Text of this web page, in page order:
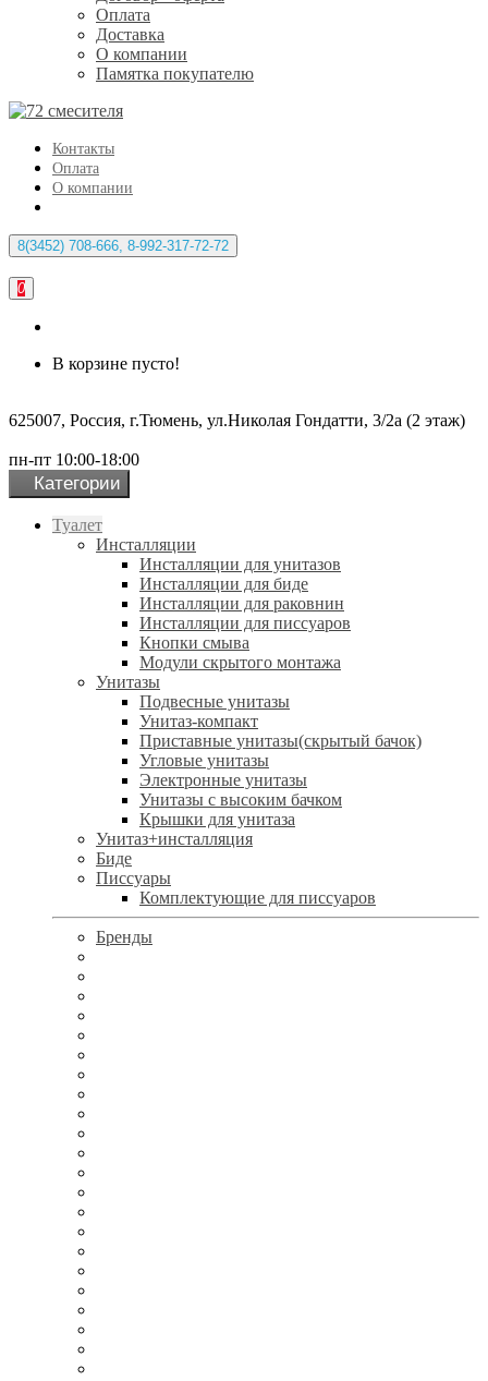
Оплата
Доставка
О компании
Памятка покупателю
Контакты
Оплата
О компании
8(3452) 708-666, 8-992-317-72-72
0
В корзине пусто!
625007, Россия, г.Тюмень, ул.Николая Гондатти, 3/2а (2 этаж)
пн-пт 10:00-18:00
Категории
Туалет
Инсталляции
Инсталляции для унитазов
Инсталляции для биде
Инсталляции для раковнин
Инсталляции для писсуаров
Кнопки смыва
Модули скрытого монтажа
Унитазы
Подвесные унитазы
Унитаз-компакт
Приставные унитазы(скрытый бачок)
Угловые унитазы
Электронные унитазы
Унитазы с высоким бачком
Крышки для унитаза
Унитаз+инсталляция
Биде
Писсуары
Комплектующие для писсуаров
Бренды